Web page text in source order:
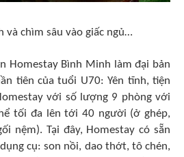
chìm sâu vào giấc ngủ…
Homestay Bình Minh làm đại bản
tiên của tuổi U70: Yên tĩnh, tiện
với số lượng 9 phòng với
tối đa lên tới 40 người (ở ghép,
nệm). Tại đây, Homestay có sẵn
cụ: son nồi, dao thớt, tô chén,